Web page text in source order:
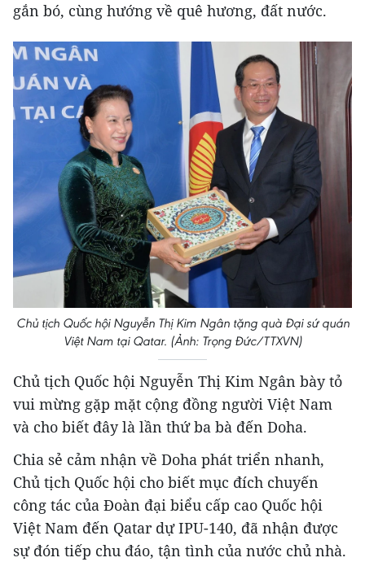
gắn bó, cùng hướng về quê hương, đất nước.
Chủ tịch Quốc hội Nguyễn Thị Kim Ngân tặng quà Đại sứ quán
Việt Nam tại Qatar. (Ảnh: Trọng Đức/TTXVN)
Chủ tịch Quốc hội Nguyễn Thị Kim Ngân bày tỏ
vui mừng gặp mặt cộng đồng người Việt Nam
và cho biết đây là lần thứ ba bà đến Doha.
Chia sẻ cảm nhận về Doha phát triển nhanh,
Chủ tịch Quốc hội cho biết mục đích chuyến
công tác của Đoàn đại biểu cấp cao Quốc hội
Việt Nam đến Qatar dự IPU-140, đã nhận được
sự đón tiếp chu đáo, tận tình của nước chủ nhà.